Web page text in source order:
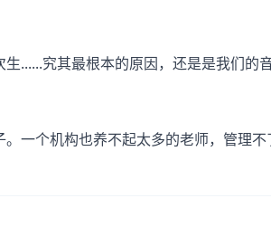
......究其最根本的原因，还是是我们的
一个机构也养不起太多的老师，管理不